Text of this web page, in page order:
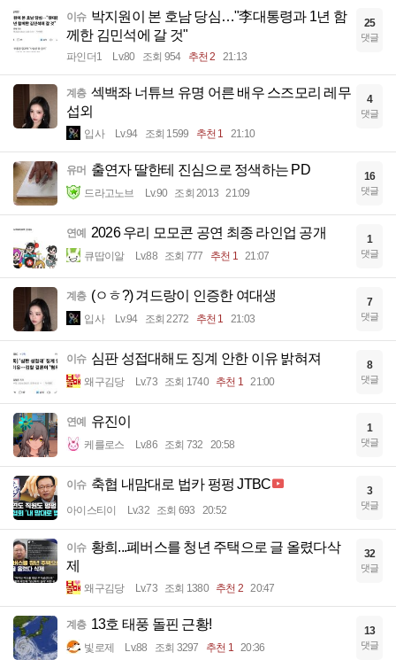
이슈 박지원이 본 호남 당심…"李대통령과 1년 함
께한 김민석에 갈 것"
파인더1 Lv.80 조회 954 추천 2 21:13
25
댓글
계층 섹백좌 너튜브 유명 어른 배우 스즈모리 레무
섭외
입사 Lv.94 조회 1599 추천 1 21:10
4
댓글
유머 출연자 딸한테 진심으로 정색하는 PD
드라고노브 Lv.90 조회 2013 21:09
16
댓글
연예 2026 우리 모모콘 공연 최종 라인업 공개
큐땁이알 Lv.88 조회 777 추천 1 21:07
1
댓글
계층 (ㅇㅎ?) 겨드랑이 인증한 여대생
입사 Lv.94 조회 2272 추천 1 21:03
7
댓글
이슈 심판 성접대해도 징계 안한 이유 밝혀져
왜구김당 Lv.73 조회 1740 추천 1 21:00
8
댓글
연예 유진이
케를로스 Lv.86 조회 732 20:58
1
댓글
이슈 축협 내맘대로 법카 펑펑 JTBC
아이스티이 Lv.32 조회 693 20:52
3
댓글
이슈 황희...폐버스를 청년 주택으로 글 올렸다삭
제
왜구김당 Lv.73 조회 1380 추천 2 20:47
32
댓글
계층 13호 태풍 돌핀 근황!
빛로제 Lv.88 조회 3297 추천 1 20:36
13
댓글